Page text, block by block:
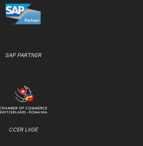
SAP PARTNER
CCER LIIGE